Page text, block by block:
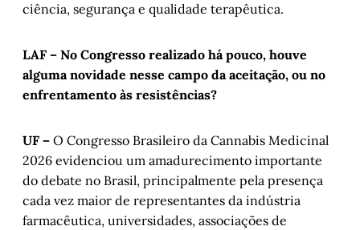
ciência, segurança e qualidade terapêutica.
LAF – No Congresso realizado há pouco, houve
alguma novidade nesse campo da aceitação, ou no
enfrentamento às resistências?
UF – O Congresso Brasileiro da Cannabis Medicinal
2026 evidenciou um amadurecimento importante
do debate no Brasil, principalmente pela presença
cada vez maior de representantes da indústria
farmacêutica, universidades, associações de